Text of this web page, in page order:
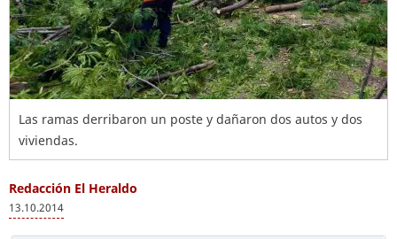
Las ramas derribaron un poste y dañaron dos autos y dos
viviendas.
Redacción El Heraldo
13.10.2014